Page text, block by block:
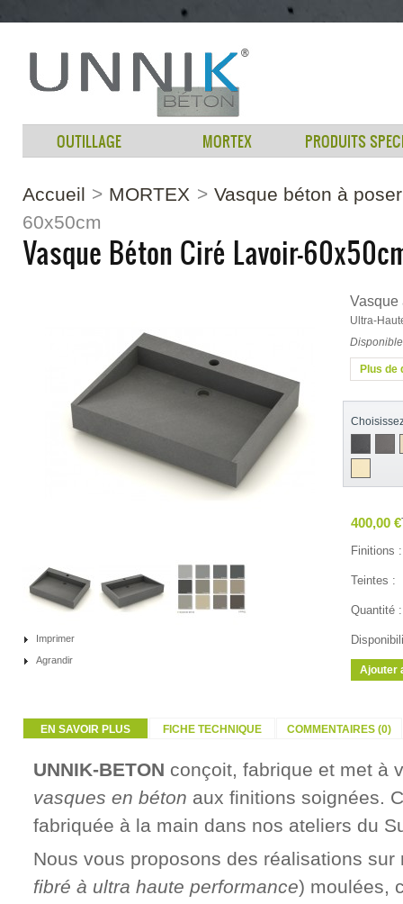
OUTILLAGE MORTEX PRODUITS
Accueil > MORTEX > Vasque béton à poser
60x50cm
Vasque Béton Ciré Lavoir-
Imprimer
Agrandir
Vasque
Ultra-
Plus de
400,00 €
Finitions :
Teintes :
Quantité :
EN SAVOIR PLUS FICHE TECHNIQUE COMMENTAIRES (0)
UNNIK-BETON conçoit, fabrique et met à
vasques en béton aux finitions soignées.
fabriquée à la main dans nos ateliers du
Nous vous proposons des réalisations
fibré à ultra haute performance) moulées,